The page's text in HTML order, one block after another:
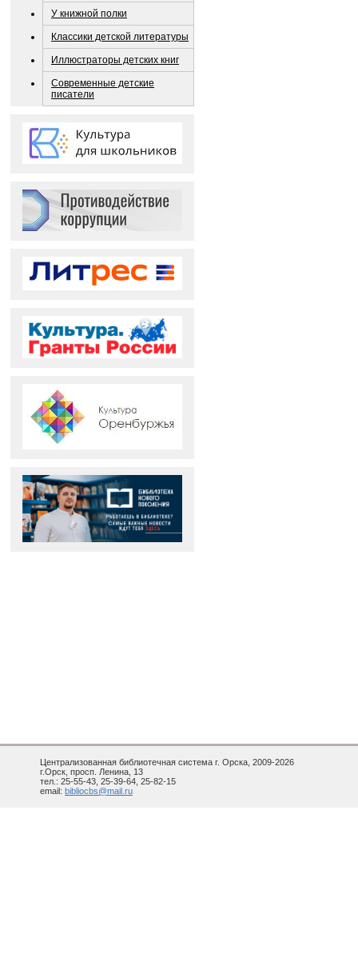
У книжной полки
Классики детской литературы
Иллюстраторы детских книг
Современные детские
писатели
Централизованная библиотечная система г. Орска, 2009-2026
г.Орск, просп. Ленина, 13
тел.: 25-55-43, 25-39-64, 25-82-15
email: bibliocbs@mail.ru